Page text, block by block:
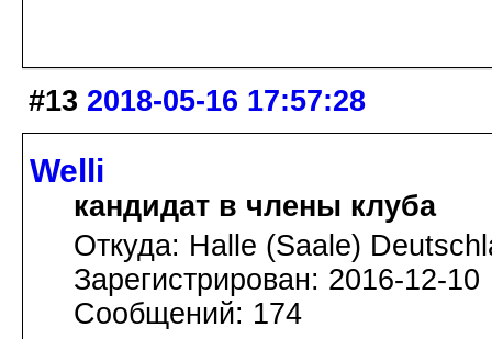
#13 2018-05-16 17:57:28
Welli
кандидат в члены клуба
Откуда: Halle (Saale)
Зарегистрирован: 2016-12-10
Сообщений: 174